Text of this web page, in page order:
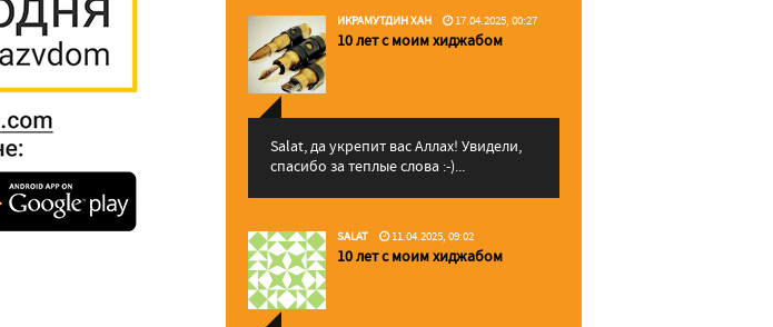
ИКРАМУТДИН ХАН 17.04.2025, 00:27
10 лет с моим хиджабом
Salat, да укрепит вас Аллаx! Увидели,
спасибо за теплые слова :-)...
SALAT 11.04.2025, 09:02
10 лет с моим хиджабом